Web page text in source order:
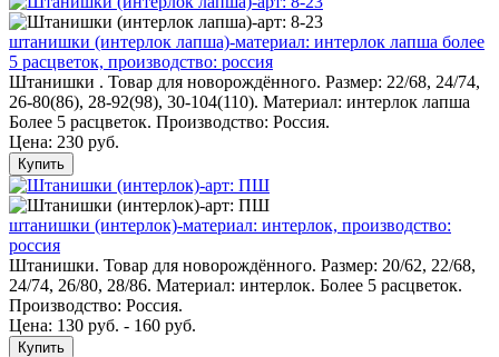
штанишки (интерлок лапша)-материал: интерлок лапша более
5 расцветок, производство: россия
Штанишки . Товар для новорождённого. Размер: 22/68, 24/74,
26-80(86), 28-92(98), 30-104(110). Материал: интерлок лапша
Более 5 расцветок. Производство: Россия.
Цена: 230 руб.
Купить
штанишки (интерлок)-материал: интерлок, производство:
россия
Штанишки. Товар для новорождённого. Размер: 20/62, 22/68,
24/74, 26/80, 28/86. Материал: интерлок. Более 5 расцветок.
Производство: Россия.
Цена: 130 руб. - 160 руб.
Купить